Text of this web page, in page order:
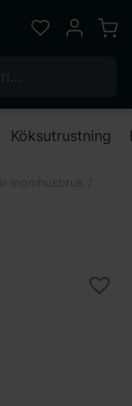
Favoriter
Mitt
Köksutrustning